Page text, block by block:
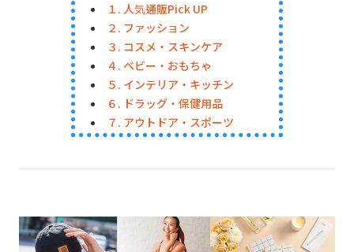
１. 人気通販Pick UP
２. ファッション
３. コスメ・スキンケア
４. ベビー・おもちゃ
５. インテリア・キッチン
６. ドラッグ・保健用品
７. アウトドア・スポーツ